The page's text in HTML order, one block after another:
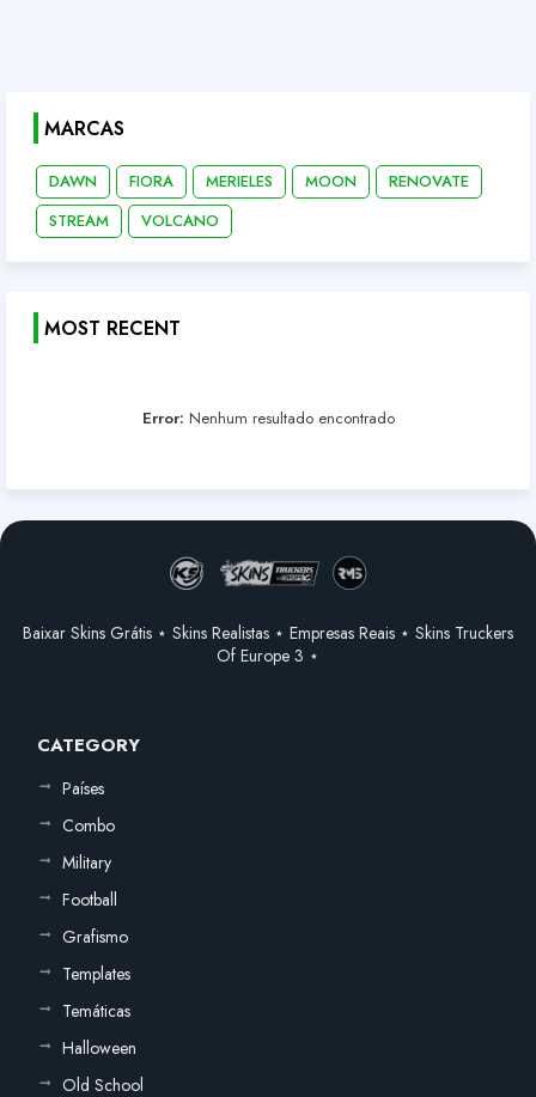
MARCAS
DAWN FIORA MERIELES MOON
RENOVATE
STREAM
VOLCANO
MOST RECENT
Error: Nenhum resultado encontrado
Baixar Skins Grátis ⋆ Skins Realistas ⋆ Empresas Reais ⋆ Skins Truckers
Of Europe 3 ⋆
CATEGORY
Países
Combo
Military
Football
Grafismo
Templates
Temáticas
Halloween
Old School